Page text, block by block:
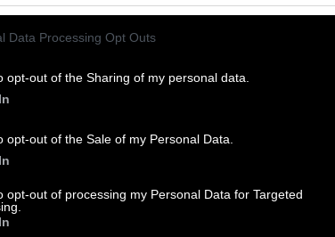
Data Processing Opt Outs
opt-out of the Sharing of my personal data.
opt-out of the Sale of my Personal Data.
opt-out of processing my Personal Data for Targeted
η ειδικότητα σημαίνει, πως αντίθετα από την
μας, αυτή πρέπει να μας παρασύρει στον
ραντεβού: πηγαίνεις να τον δεις για να τα